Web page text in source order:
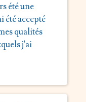
été une
été accepté
qualités
j'ai